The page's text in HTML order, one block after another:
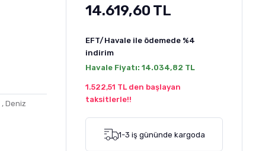
, Deniz
14.619,60 TL
EFT/Havale ile ödemede %4
indirim
Havale Fiyatı: 14.034,82 TL
1.522,51 TL den başlayan
taksitlerle!!
1-3 iş gününde kargoda